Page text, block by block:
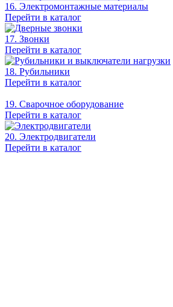
16. Электромонтажные материалы
Перейти в каталог
17. Звонки
Перейти в каталог
18. Рубильники
Перейти в каталог
19. Сварочное оборудование
Перейти в каталог
20. Электродвигатели
Перейти в каталог